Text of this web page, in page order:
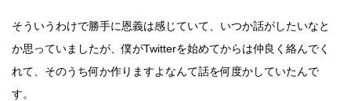
そういうわけで勝手に恩義は感じていて、いつか話がしたいなと
か思っていましたが、僕がTwitterを始めてからは仲良く絡んでく
れて、そのうち何か作りますよなんて話を何度かしていたんで
す。